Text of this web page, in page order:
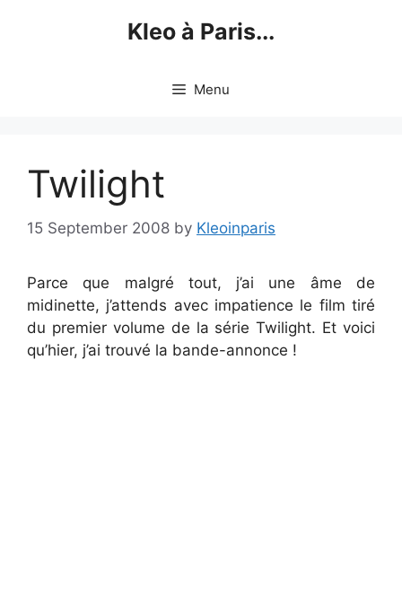
Kleo à Paris...
Menu
Twilight
15 September 2008 by Kleoinparis
Parce que malgré tout, j’ai une âme de
midinette, j’attends avec impatience le film tiré
du premier volume de la série Twilight. Et voici
qu’hier, j’ai trouvé la bande-annonce !